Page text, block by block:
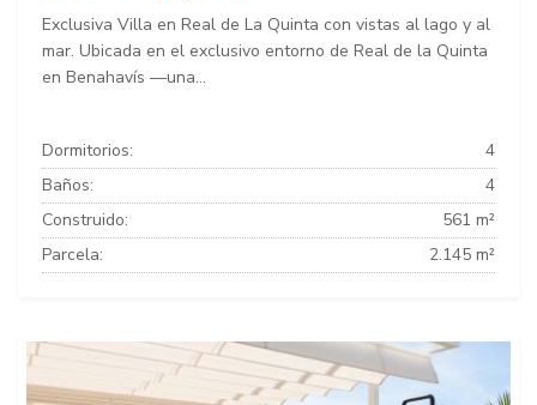
Exclusiva Villa en Real de La Quinta con vistas al lago y al
mar. Ubicada en el exclusivo entorno de Real de la Quinta
en Benahavís —una...
Dormitorios:
4
Baños:
4
Construido:
561 m²
Parcela:
2.145 m²